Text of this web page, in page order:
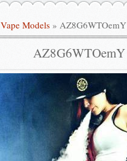
Vape Models » AZ8G6WTOemY
AZ8G6WTOemY